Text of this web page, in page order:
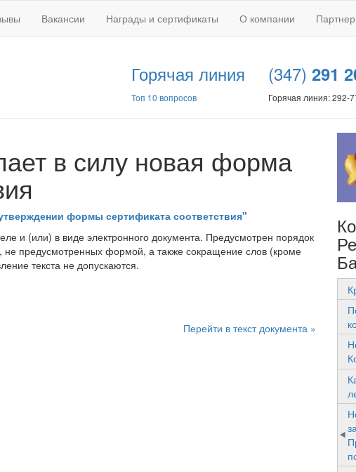
Вакансии Награды и сертификаты О компании
Горячая линия
Топ 10 вопросов
(347) 291
Горячая линия: 292-
в силу новая форма
формы сертификата соответствия"
и (или) в виде электронного документа. Предусмотрен порядок
предусмотренных формой, а также сокращение слов (кроме
текста не допускаются.
Перейти в текст документа »